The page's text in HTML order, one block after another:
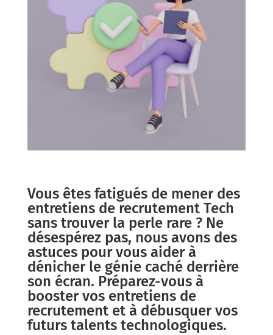
Vous êtes fatigués de mener des
entretiens de recrutement Tech
sans trouver la perle rare ? Ne
désespérez pas, nous avons des
astuces pour vous aider à
dénicher le génie caché derrière
son écran. Préparez-vous à
booster vos entretiens de
recrutement et à débusquer vos
futurs talents technologiques.